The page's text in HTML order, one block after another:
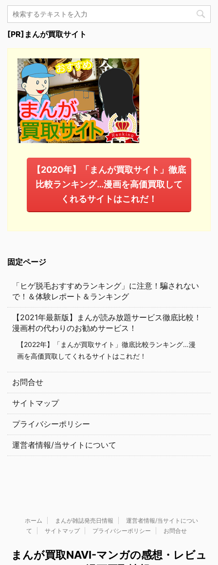
[PR]まんが買取サイト
【2020年】「まんが買取サイト」徹底
比較ランキング…漫画を高価買取して
くれるサイトはこれだ！
固定ページ
「ヒゲ脱毛おすすめランキング」に注意！騙されない
で！＆体験レポート＆ランキング
【2021年最新版】まんが読み放題サービス徹底比較！
漫画村の代わりのお勧めサービス！
【2022年】「まんが買取サイト」徹底比較ランキング…漫
画を高価買取してくれるサイトはこれだ！
お問合せ
サイトマップ
プライバシーポリシー
運営者情報/当サイトについて
ホーム まんが雑誌発売日情報
運営者情報/当サイトについ
て
サイトマップ プライバシーポリシー お問合せ
まんが買取NAVI-マンガの感想・レビュ